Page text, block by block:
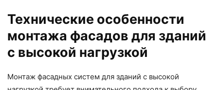
Технические особенности
монтажа фасадов для зданий
с высокой нагрузкой
Монтаж фасадных систем для зданий с высокой